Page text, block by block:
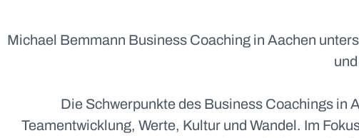
Michael Bemmann Business Coaching in Aachen
Die Schwerpunkte des Business Coachings in
Teamentwicklung, Werte, Kultur und Wandel. Im